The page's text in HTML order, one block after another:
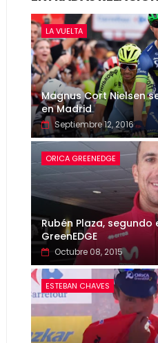
LA VUELTA
Magnus Cort Nielsen
en Madrid
Septiembre 12, 2016
ORICA GREENEDGE
Rubén Plaza,
GreenEDGE
Octubre 08, 2015
ESTEBAN CHAVES